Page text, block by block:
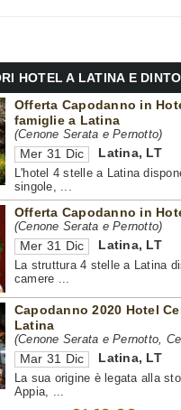
HOTEL A LATINA E
Offerta Capodanno in
famiglie a Latina
(Cenone Serata e Pernotto)
Mer 31 Dic Latina, LT
L'hotel 4 stelle a Latina
singole, ...
Offerta Capodanno in
(Cenone Serata e Pernotto)
Mer 31 Dic Latina, LT
La struttura 4 stelle a Latina
camere ...
Capodanno 2020 Hotel
Latina
(Cenone Serata e Pernotto,
Mar 31 Dic Latina, LT
La sua origine è legata alla
Appia, ...